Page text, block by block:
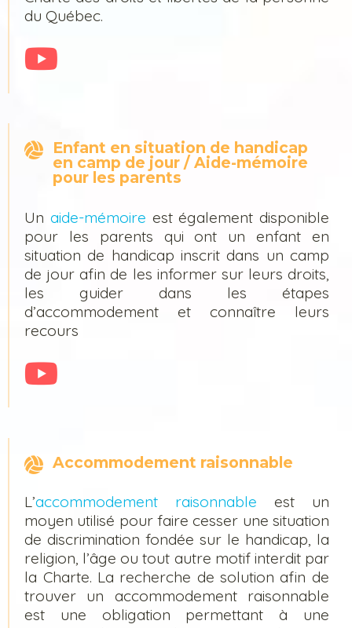
du Québec.
Enfant en situation de handicap
en camp de jour / Aide-mémoire
pour les parents
Un aide-mémoire est également disponible
pour les parents qui ont un enfant en
situation de handicap inscrit dans un camp
de jour afin de les informer sur leurs droits,
les guider dans les étapes
d’accommodement et connaître leurs
recours
Accommodement raisonnable
L’accommodement raisonnable est un
moyen utilisé pour faire cesser une situation
de discrimination fondée sur le handicap, la
religion, l’âge ou tout autre motif interdit par
la Charte. La recherche de solution afin de
trouver un accommodement raisonnable
est une obligation permettant à une